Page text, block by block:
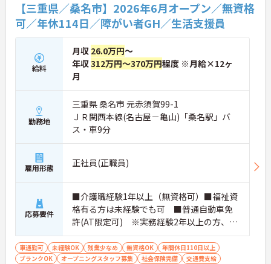
しており、パートの方も年2回の昇給の機会が設け
られています
全国に約300施設ほどの障がい者グループホームを
展開し、急成長を続けている安定法人です。「住ま
いで困っている障がい者が『0』の社会を創る」と
いう理念を掲げ、ご利用者様が安心して暮らせる地
た温かい支援を提供しています。グループホーム専
用に設計された新築物件を中心に運営しており、清
潔で快適な環境が整っています。入社時の研修をは
れた福祉業界でのご経験や有資格者としての専門性
を存分に活かせる環境です。将来的に正社員を目指
すことができる登用制度や、外部研修の受講支援な
どもご用意しています。お食事の準備におきまして
も、レシピや食材の宅配サービスを利用することで
現場の負担を軽減しています。夜間も複数名体制を
確保しているため、安心して長くご活躍いただけま
す。
【三重県／桑名市】2026年6月オープン／無資格
可／年休114日／障がい者GH／生活支援員
給料
月収 26.0万円～
年収312万円～370万円程度 ※月給×12ヶ
月
勤務地
三重県 桑名市 元赤須賀99-1
ＪＲ関西本線(名古屋－亀山)「桑名駅」バ
ス・車9分
雇用形態 正社員(正職員)
応募要件
■介護職経験1年以上（無資格可）■福祉資
格有る方は未経験でも可 ■普通自動車免
許(AT限定可) ※実務経験2年以上の方、障
がい者福祉に関する経験をお持ちの方大歓
迎
車通勤可 未経験OK 残業少なめ 無資格OK
年間休日110日以上
ブランクOK
オープニングスタッフ募集 社会保険完備 交通費支給